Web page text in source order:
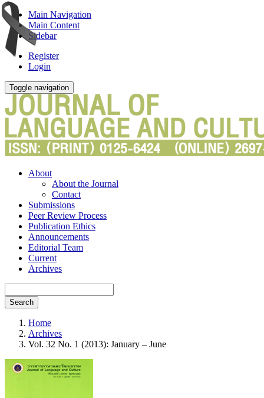
Main Navigation
Main Content
Sidebar
Register
Login
Toggle navigation
About
About the Journal
Contact
Submissions
Peer Review Process
Publication Ethics
Announcements
Editorial Team
Current
Archives
Search
Home
Archives
Vol. 32 No. 1 (2013): January – June